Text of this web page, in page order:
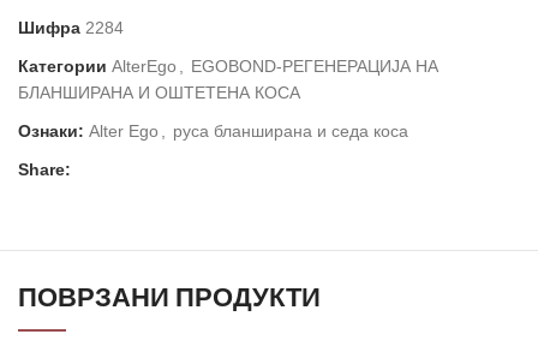
Шифра 2284
Категории AlterEgo
EGOBOND-РЕГЕНЕРАЦИЈА НА
БЛАНШИРАНА И ОШТЕТЕНА КОСА
Ознаки: Alter Ego
руса бланширана и седа коса
Share:
ПОВРЗАНИ ПРОДУКТИ